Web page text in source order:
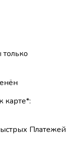
карте*:
Платежей